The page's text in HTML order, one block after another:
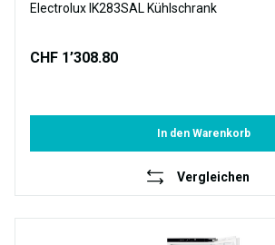
Electrolux IK283SAL Kühlschrank
CHF 1’308.80
In den Warenkorb
Vergleichen